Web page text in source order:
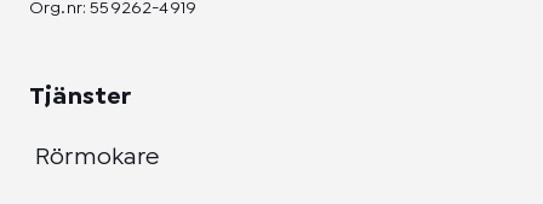
Org.nr: 559262-4919
Tjänster
Rörmokare